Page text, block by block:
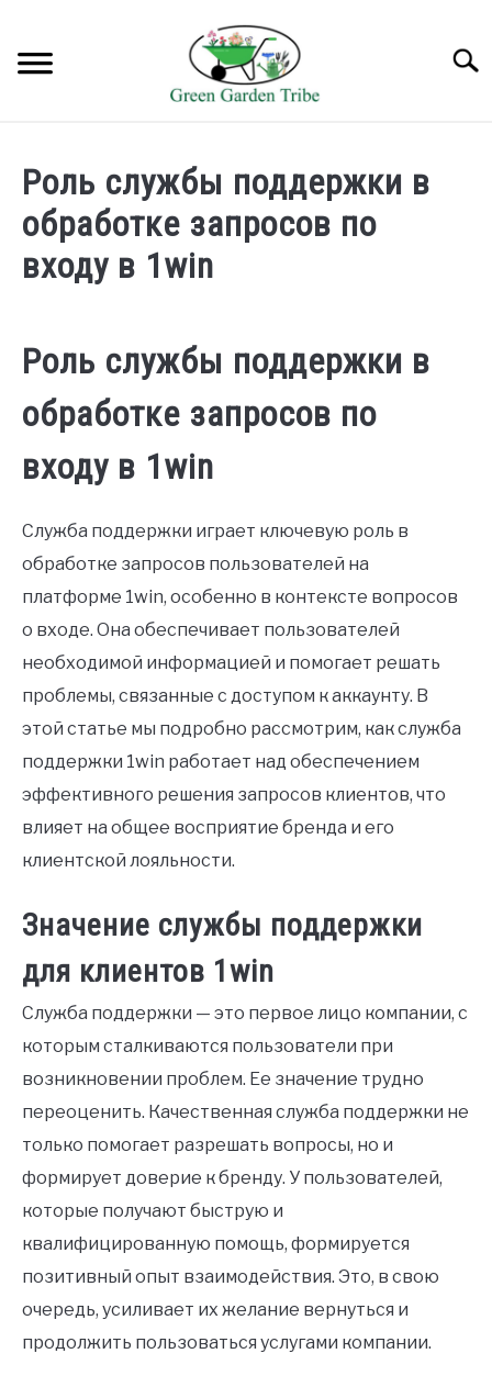
content
SHRUBS &
CLIMBERS
FLOWERS &
LAWN
AQUAPONICS &
PEPPERS
GARDENING
THE POTTING SHED
Роль службы поддержки в
обработке запросов по
входу в 1win
Роль службы поддержки в
обработке запросов по
входу в 1win
Служба поддержки играет ключевую роль в
обработке запросов пользователей на
платформе 1win, особенно в контексте вопросов
о входе. Она обеспечивает пользователей
необходимой информацией и помогает решать
проблемы, связанные с доступом к аккаунту. В
этой статье мы подробно рассмотрим, как служба
поддержки 1win работает над обеспечением
эффективного решения запросов клиентов, что
влияет на общее восприятие бренда и его
клиентской лояльности.
Значение службы поддержки
для клиентов 1win
Служба поддержки — это первое лицо компании, с
которым сталкиваются пользователи при
возникновении проблем. Ее значение трудно
переоценить. Качественная служба поддержки не
только помогает разрешать вопросы, но и
формирует доверие к бренду. У пользователей,
которые получают быструю и
квалифицированную помощь, формируется
позитивный опыт взаимодействия. Это, в свою
очередь, усиливает их желание вернуться и
продолжить пользоваться услугами компании.